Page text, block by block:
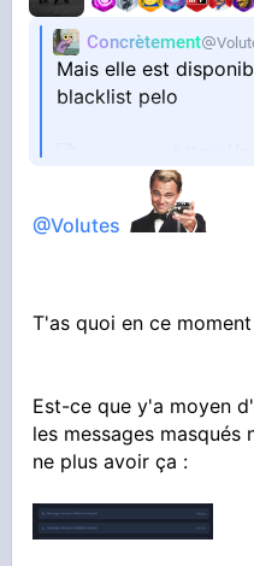
Concrètement
Mais elle est
blacklist pelo
https://
bloquer-un-forumeur
@Volutes
T'as quoi en ce
Est-ce que y'a moyen
les messages
ne plus avoir ça :